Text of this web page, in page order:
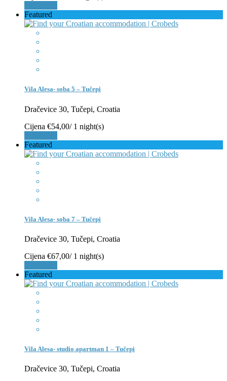
Featured
Vila Alesa- soba 5 – Tučepi
Dračevice 30, Tučepi, Croatia
Cijena €54,00/ 1 night(s)
Featured
Vila Alesa- soba 7 – Tučepi
Dračevice 30, Tučepi, Croatia
Cijena €67,00/ 1 night(s)
Featured
Vila Alesa- studio apartman 1 – Tučepi
Dračevice 30, Tučepi, Croatia